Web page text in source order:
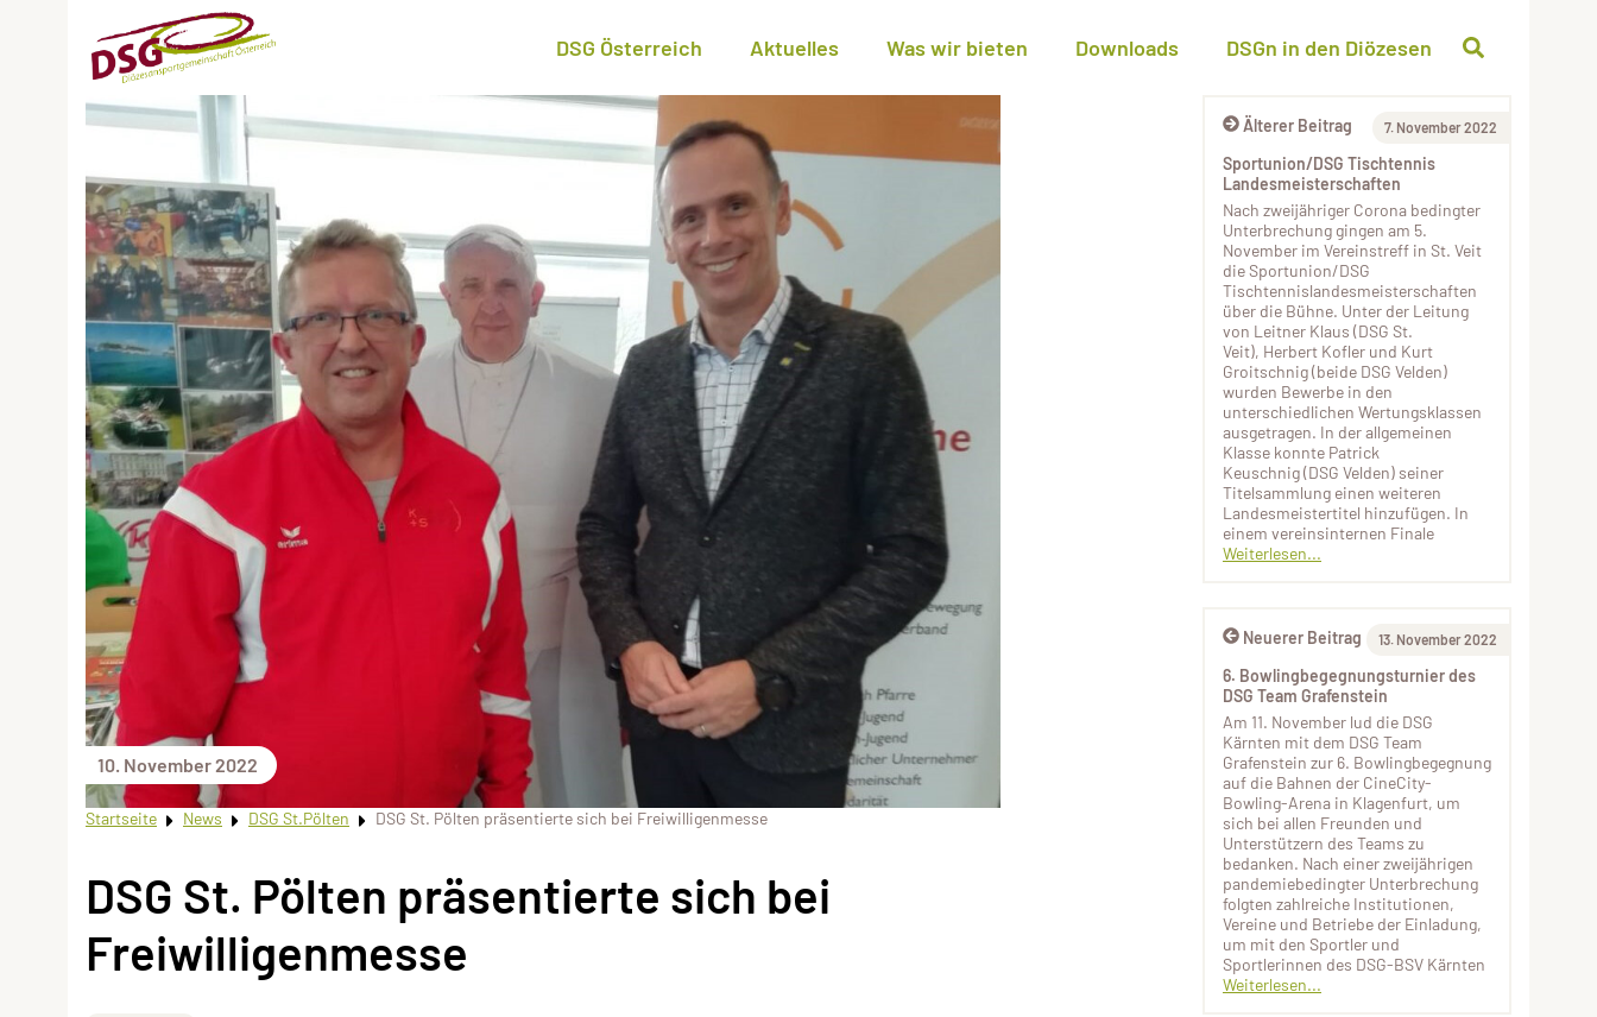
DSG Österreich Aktuelles Was wir bieten Downloads DSGn in den Diözesen
10. November 2022
Startseite News DSG St.Pölten DSG St. Pölten präsentierte sich bei Freiwilligenmesse
DSG St. Pölten präsentierte sich bei
Freiwilligenmesse
Älterer Beitrag 7. November 2022
Sportunion/DSG Tischtennis
Landesmeisterschaften
Nach zweijähriger Corona bedingter
Unterbrechung gingen am 5.
November im Vereinstreff in St. Veit
die Sportunion/DSG
Tischtennislandesmeisterschaften
über die Bühne. Unter der Leitung
von Leitner Klaus (DSG St.
Veit), Herbert Kofler und Kurt
Groitschnig (beide DSG Velden)
wurden Bewerbe in den
unterschiedlichen Wertungsklassen
ausgetragen. In der allgemeinen
Klasse konnte Patrick
Keuschnig (DSG Velden) seiner
Titelsammlung einen weiteren
Landesmeistertitel hinzufügen. In
einem vereinsinternen Finale
Weiterlesen...
Neuerer Beitrag 13. November 2022
6. Bowlingbegegnungsturnier des
DSG Team Grafenstein
Am 11. November lud die DSG
Kärnten mit dem DSG Team
Grafenstein zur 6. Bowlingbegegnung
auf die Bahnen der CineCity-
Bowling-Arena in Klagenfurt, um
sich bei allen Freunden und
Unterstützern des Teams zu
bedanken. Nach einer zweijährigen
pandemiebedingter Unterbrechung
folgten zahlreiche Institutionen,
Vereine und Betriebe der Einladung,
um mit den Sportler und
Sportlerinnen des DSG-BSV Kärnten
Weiterlesen...